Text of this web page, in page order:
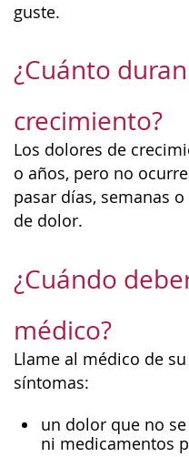
guste.
¿Cuánto
crecimiento?
Los dolores de
o años, pero no
pasar días, semanas
de dolor.
¿Cuándo
médico?
Llame al médico de
síntomas:
un dolor que no
ni medicamentos